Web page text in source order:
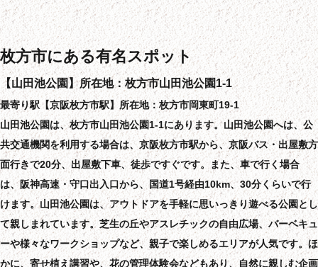
枚方市にある有名スポット
【山田池公園】所在地：枚方市山田池公園1-1
最寄り駅【京阪枚方市駅】所在地：枚方市岡東町19-1
山田池公園は、枚方市山田池公園1-1にあります。山田池公園へは、公
共交通機関を利用する場合は、京阪枚方市駅から、京阪バス・出屋敷方
面行きで20分、出屋敷下車、徒歩ですぐです。また、車で行く場合
は、阪神高速・守口出入口から、国道1号経由10km、30分くらいで行
けます。山田池公園は、アウトドアを手軽に思いっきり遊べる公園とし
て親しまれています。芝生の丘やアスレチックの自由広場、バーベキュ
ーや様々なワークショップなど、親子で楽しめるエリアが人気です。ほ
かに、寄せ植え講習や、花の管理体験会などもあり、自然に親しむ企画